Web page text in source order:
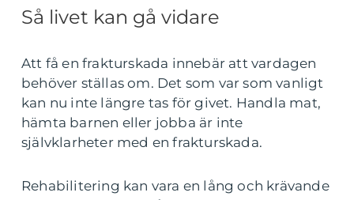
Så livet kan gå vidare
Att få en frakturskada innebär att vardagen
behöver ställas om. Det som var som vanligt
kan nu inte längre tas för givet. Handla mat,
hämta barnen eller jobba är inte
självklarheter med en frakturskada.
Rehabilitering kan vara en lång och krävande